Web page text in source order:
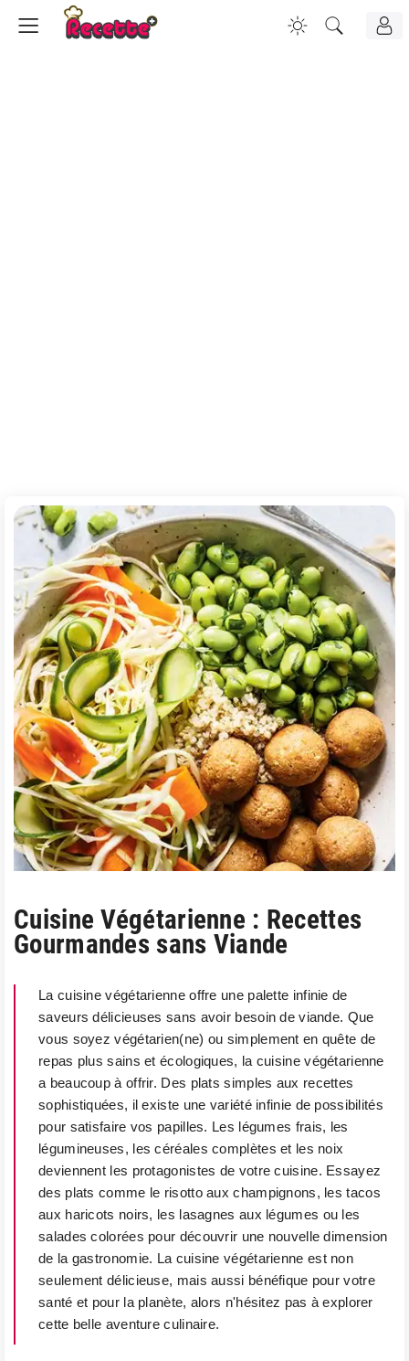
Cuisine Végétarienne : Recettes
Gourmandes sans Viande
La cuisine végétarienne offre une palette infinie de
saveurs délicieuses sans avoir besoin de viande. Que
vous soyez végétarien(ne) ou simplement en quête de
repas plus sains et écologiques, la cuisine végétarienne
a beaucoup à offrir. Des plats simples aux recettes
sophistiquées, il existe une variété infinie de possibilités
pour satisfaire vos papilles. Les légumes frais, les
légumineuses, les céréales complètes et les noix
deviennent les protagonistes de votre cuisine. Essayez
des plats comme le risotto aux champignons, les tacos
aux haricots noirs, les lasagnes aux légumes ou les
salades colorées pour découvrir une nouvelle dimension
de la gastronomie. La cuisine végétarienne est non
seulement délicieuse, mais aussi bénéfique pour votre
santé et pour la planète, alors n'hésitez pas à explorer
cette belle aventure culinaire.